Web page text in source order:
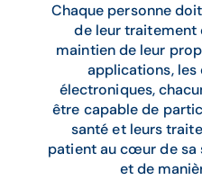
Chaque personne
de leur traitement
maintien de leur
applications,
électroniques,
être capable de
santé et leurs
patient au cœur de sa
et de